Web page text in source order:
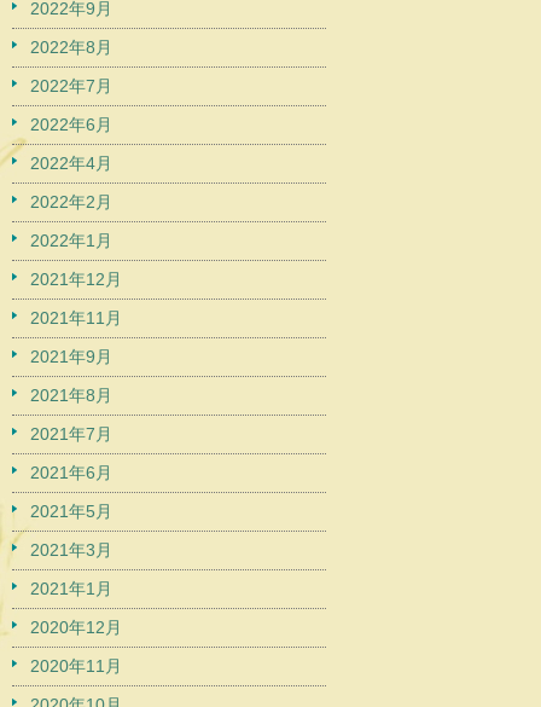
2022年9月
2022年8月
2022年7月
2022年6月
2022年4月
2022年2月
2022年1月
2021年12月
2021年11月
2021年9月
2021年8月
2021年7月
2021年6月
2021年5月
2021年3月
2021年1月
2020年12月
2020年11月